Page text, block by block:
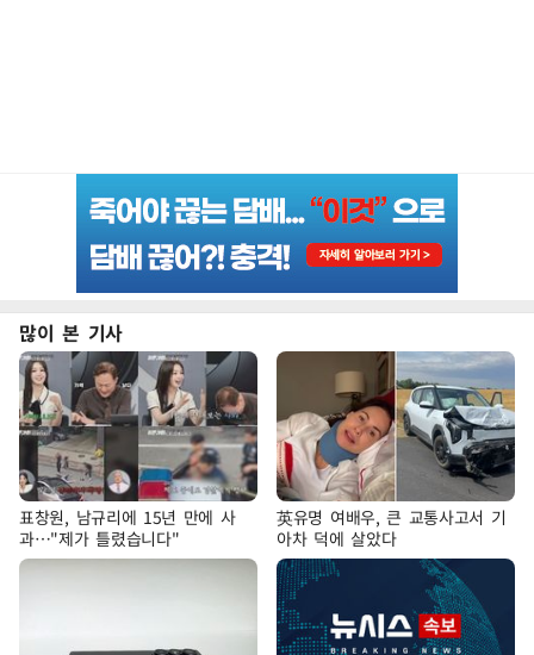
많이 본 기사
표창원, 남규리에 15년 만에 사
과…"제가 틀렸습니다"
英유명 여배우, 큰 교통사고서 기
아차 덕에 살았다